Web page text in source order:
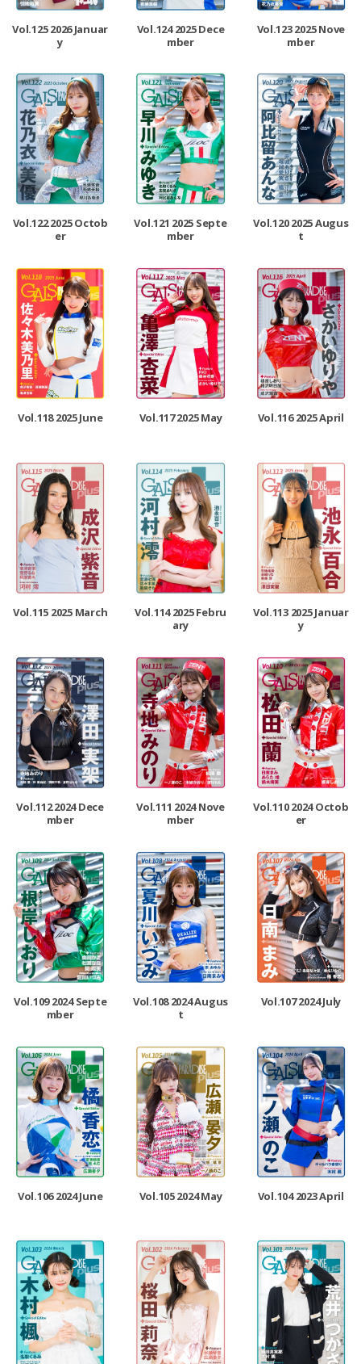
Vol.125 2026 Januar
y
Vol.124 2025 Dece
mber
Vol.123 2025 Nove
mber
Vol.122 2025 Octob
er
Vol.121 2025 Septe
mber
Vol.120 2025 Augus
t
Vol.118 2025 June Vol.117 2025 May Vol.116 2025 April
Vol.115 2025 March
Vol.114 2025 Febru
ary
Vol.113 2025 Januar
y
Vol.112 2024 Dece
mber
Vol.111 2024 Nove
mber
Vol.110 2024 Octob
er
Vol.109 2024 Septe
mber
Vol.108 2024 Augus
t
Vol.107 2024 July
Vol.106 2024 June Vol.105 2024 May Vol.104 2023 April